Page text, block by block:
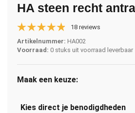
HA steen recht
18 reviews
Artikelnummer: HA002
Voorraad: 0 stuks uit voorraad leverbaar
Maak een keuze:
Kies direct je benodigdheden